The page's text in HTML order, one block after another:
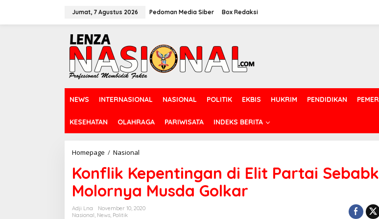
Jumat, 7 Agustus 2026 Pedoman Media Siber Box Redaksi
NEWS INTERNASIONAL NASIONAL POLITIK EKBIS HUKRIM PENDIDIKAN
KESEHATAN OLAHRAGA PARIWISATA INDEKS BERITA
Homepage / Nasional
n
f
l
i
k
Konflik Kepentingan di Elit Partai
Molornya Musda Golkar
Adji Lna
November 10, 2020
Nasional, News, Politik